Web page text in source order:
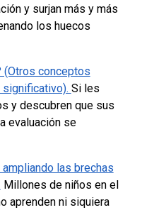
y surjan más y más
los huecos
(Otros conceptos
significativo). Si les
y descubren que sus
evaluación se
las brechas
Millones de niños en el
aprenden ni siquiera